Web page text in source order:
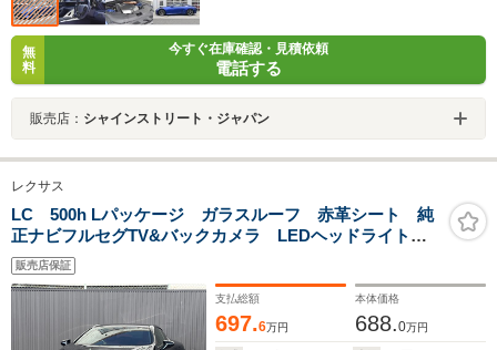
無
料
今すぐ在庫確認・見積依頼
電話する
販売店： シャインストリート・ジャパン
レクサス
LC 500h Lパッケージ ガラスルーフ 赤革シート 純
正ナビフルセグTV&バックカメラ LEDヘッドライト
シートヒーター
販売店保証
支払総額
697.6万円
本体価格
688.0万円